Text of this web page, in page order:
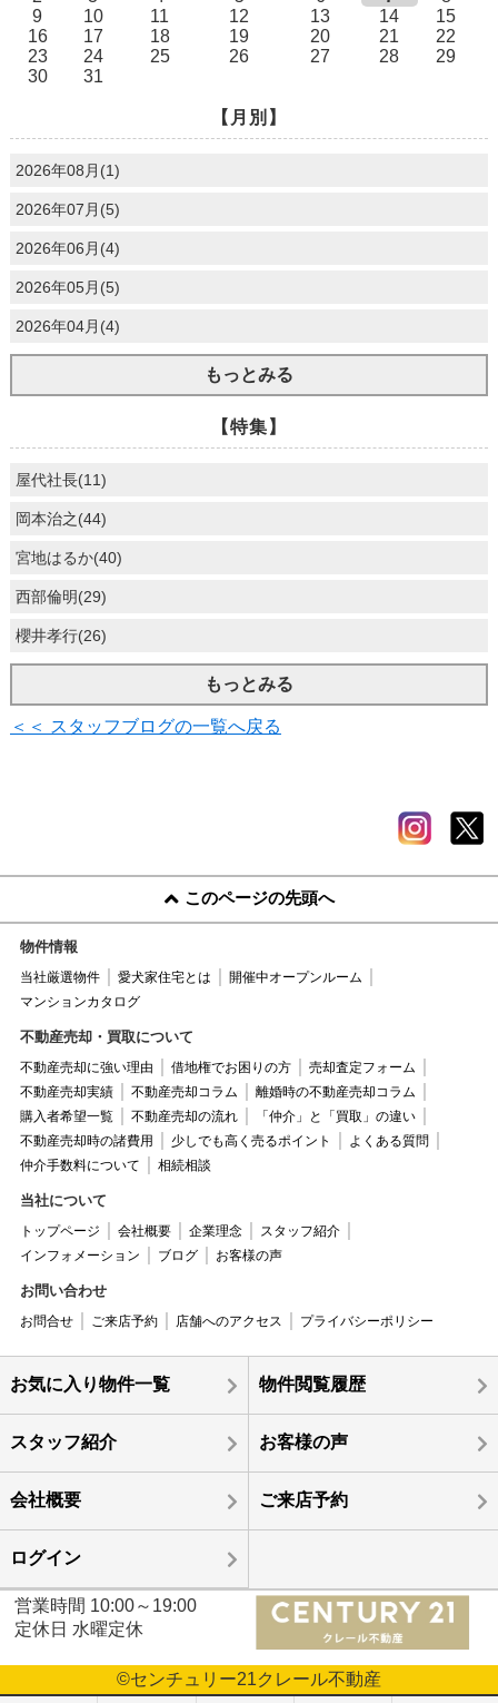
9
10 11 12 13 14
15
16
17 18 19 20 21
22
23
24 25 26 27 28
29
30
31
【月別】
2026年08月(1)
2026年07月(5)
2026年06月(4)
2026年05月(5)
2026年04月(4)
もっとみる
【特集】
屋代社長(11)
岡本治之(44)
宮地はるか(40)
西部倫明(29)
櫻井孝行(26)
もっとみる
＜＜ スタッフブログの一覧へ戻る
このページの先頭へ
物件情報
当社厳選物件 愛犬家住宅とは
開催中オープンルーム
マンションカタログ
不動産売却・買取について
不動産売却に強い理由 借地権でお困りの方
売却査定フォーム
不動産売却実績
不動産売却コラム
離婚時の不動産売却コラム
購入者希望一覧
不動産売却の流れ
「仲介」と「買取」の違い
不動産売却時の諸費用
少しでも高く売るポイント
よくある質問
仲介手数料について
相続相談
当社について
トップページ 会社概要 企業理念
スタッフ紹介
インフォメーション
ブログ お客様の声
お問い合わせ
お問合せ ご来店予約 店舗へのアクセス プライバシーポリシー
お気に入り物件一覧 物件閲覧履歴
スタッフ紹介 お客様の声
会社概要 ご来店予約
ログイン
営業時間 10:00～19:00
定休日 水曜定休
©センチュリー21クレール不動産